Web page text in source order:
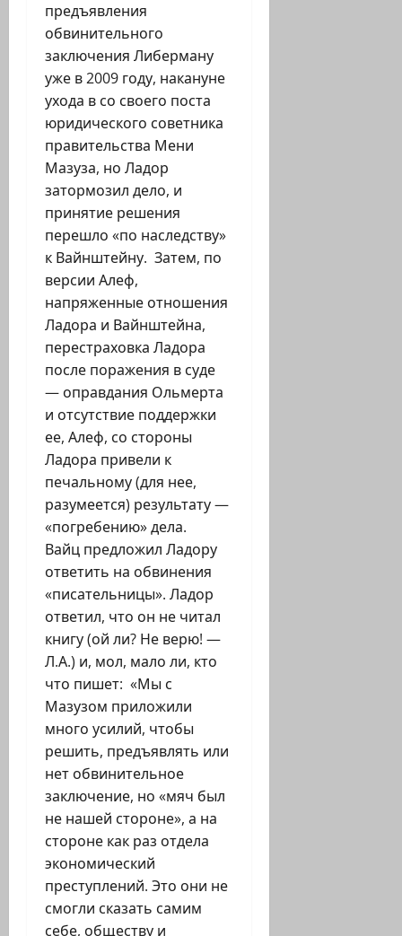
предъявления
обвинительного
заключения Либерману
уже в 2009 году, накануне
ухода в со своего поста
юридического советника
правительства Мени
Мазуза, но Ладор
затормозил дело, и
принятие решения
перешло «по наследству»
к Вайнштейну. Затем, по
версии Алеф,
напряженные отношения
Ладора и Вайнштейна,
перестраховка Ладора
после поражения в суде
— оправдания Ольмерта
и отсутствие поддержки
ее, Алеф, со стороны
Ладора привели к
печальному (для нее,
разумеется) результату —
«погребению» дела.
Вайц предложил Ладору
ответить на обвинения
«писательницы». Ладор
ответил, что он не читал
книгу (ой ли? Не верю! —
Л.А.) и, мол, мало ли, кто
что пишет: «Мы с
Мазузом приложили
много усилий, чтобы
решить, предъявлять или
нет обвинительное
заключение, но «мяч был
не нашей стороне», а на
стороне как раз отдела
экономический
преступлений. Это они не
смогли сказать самим
себе, обществу и